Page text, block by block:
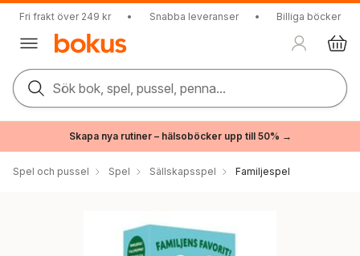
Fri frakt över 249 kr • Snabba leveranser • Billiga böcker
Sök bok, spel, pussel, penna...
Skapa nya rutiner – hälsoböcker upp till 50% →
Spel och pussel Spel Sällskapsspel Familjespel